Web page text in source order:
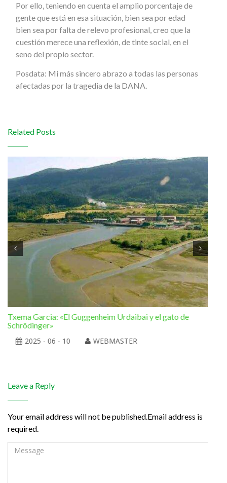
Por ello, teniendo en cuenta el amplio porcentaje de
gente que está en esa situación, bien sea por edad
bien sea por falta de relevo profesional, creo que la
cuestión merece una reflexión, de tinte social, en el
seno del propio sector.
Posdata: Mi más sincero abrazo a todas las personas
afectadas por la tragedia de la DANA.
Related Posts
Txema Garcia: «El Guggenheim Urdaibai y el gato de
Schrödinger»
2025 - 06 - 10
WEBMASTER
Leave a Reply
Your email address will not be published.Email address is
required.